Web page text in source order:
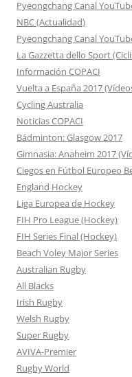
Pyeongchang Canal
NBC (Actualidad)
Pyeongchang Canal
La Gazzetta dello Sport
Información COPACI
Vuelta a España 2017
Cycling Australia
Noticias COPACI
Bádminton: Glasgow 2017
Gimnasia: Anaheim 2017
Ciegos en Fútbol Europeo
England Hockey
Liga Europea de Hockey
FIH Pro League (Hockey)
FIH Series Final (Hockey)
Beach Voley Major Series
Australian Rugby
All Blacks
Irish Rugby
Welsh Rugby
Super Rugby
AVIVA-Premier
Rugby World